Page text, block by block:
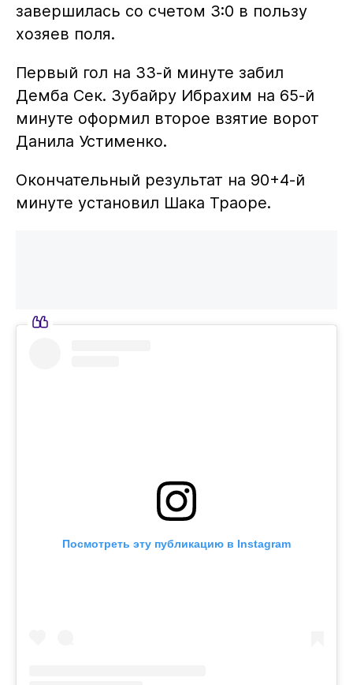
завершилась со счетом 3:0 в пользу
хозяев поля.
Первый гол на 33-й минуте забил
Демба Сек. Зубайру Ибрахим на 65-й
минуте оформил второе взятие ворот
Данила Устименко.
Окончательный результат на 90+4-й
минуте установил Шака Траоре.
Посмотреть эту публикацию в Instagram